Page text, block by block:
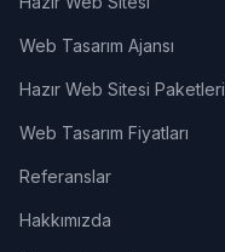
Web Tasarım Ajansı
Hazır Web Sitesi Paketleri
Web Tasarım Fiyatları
Referanslar
Hakkımızda